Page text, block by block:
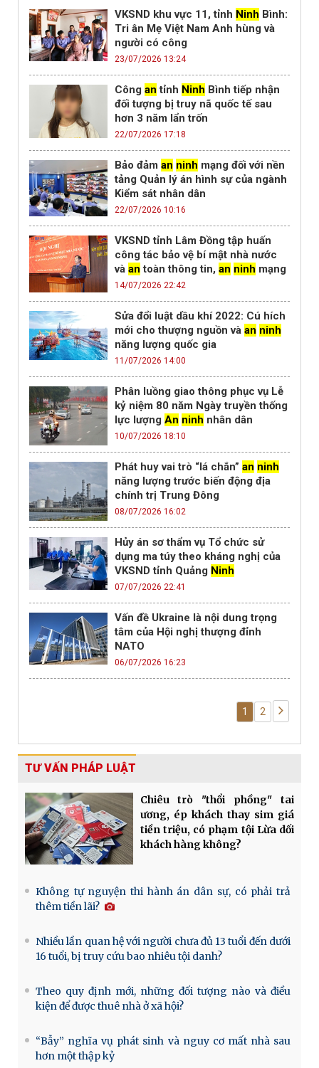
VKSND khu vực 11, tỉnh Ninh Bình:
Tri ân Mẹ Việt Nam Anh hùng và
người có công
23/07/2026 13:24
Công an tỉnh Ninh Bình tiếp nhận
đối tượng bị truy nã quốc tế sau
hơn 3 năm lẩn trốn
22/07/2026 17:18
Bảo đảm an ninh mạng đối với nền
tảng Quản lý án hình sự của ngành
Kiểm sát nhân dân
22/07/2026 10:16
VKSND tỉnh Lâm Đồng tập huấn
công tác bảo vệ bí mật nhà nước
và an toàn thông tin, an ninh mạng
14/07/2026 22:42
Sửa đổi luật dầu khí 2022: Cú hích
mới cho thượng nguồn và an ninh
năng lượng quốc gia
11/07/2026 14:00
Phân luồng giao thông phục vụ Lễ
kỷ niệm 80 năm Ngày truyền thống
lực lượng An ninh nhân dân
10/07/2026 18:10
Phát huy vai trò “lá chắn” an ninh
năng lượng trước biến động địa
chính trị Trung Đông
08/07/2026 16:02
Hủy án sơ thẩm vụ Tổ chức sử
dụng ma túy theo kháng nghị của
VKSND tỉnh Quảng Ninh
07/07/2026 22:41
Vấn đề Ukraine là nội dung trọng
tâm của Hội nghị thượng đỉnh
NATO
06/07/2026 16:23
1 2
TƯ VẤN PHÁP LUẬT
Chiêu trò "thổi phồng" tai
ương, ép khách thay sim giá
tiền triệu, có phạm tội Lừa dối
khách hàng không?
Không tự nguyện thi hành án dân sự, có phải trả
thêm tiền lãi?
Nhiều lần quan hệ với người chưa đủ 13 tuổi đến dưới
16 tuổi, bị truy cứu bao nhiêu tội danh?
Theo quy định mới, những đối tượng nào và điều
kiện để được thuê nhà ở xã hội?
“Bẫy” nghĩa vụ phát sinh và nguy cơ mất nhà sau
hơn một thập kỷ